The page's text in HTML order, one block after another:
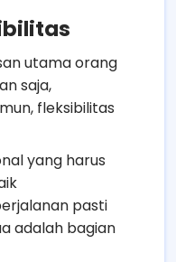
utama orang
saja,
fleksibilitas
yang harus
pasti
adalah bagian